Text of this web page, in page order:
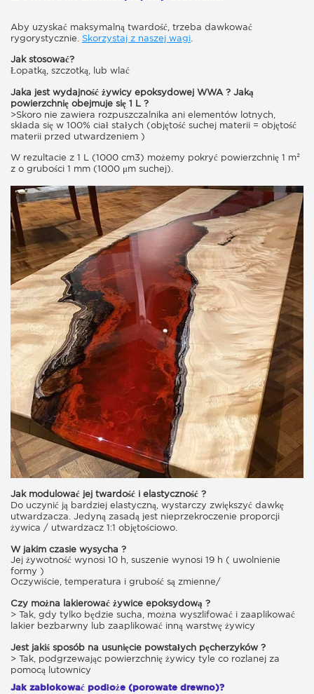
Aby uzyskać maksymalną twardość, trzeba dawkować
rygorystycznie. Skorzystaj z naszej wagi.
Jak stosować?
Łopatką, szczotką, lub wlać
Jaka jest wydajność żywicy epoksydowej WWA ? Jaką
powierzchnię obejmuje się 1 L ?
>Skoro nie zawiera rozpuszczalnika ani elementów lotnych,
składa się w 100% ciał stałych (objętość suchej materii = objętość
materii przed utwardzeniem )
W rezultacie z 1 L (1000 cm3) możemy pokryć powierzchnię 1 m²
z o grubości 1 mm (1000 μm suchej).
Jak modulować jej twardość i elastyczność ?
Do uczynić ją bardziej elastyczną, wystarczy zwiększyć dawkę
utwardzacza. Jedyną zasadą jest nieprzekroczenie proporcji
żywica / utwardzacz 1:1 objętościowo.
W jakim czasie wysycha ?
Jej żywotność wynosi 10 h, suszenie wynosi 19 h ( uwolnienie
formy )
Oczywiście, temperatura i grubość są zmienne/
Czy można lakierować żywice epoksydową ?
> Tak, gdy tylko będzie sucha, można wyszlifować i zaaplikować
lakier bezbarwny lub zaaplikować inną warstwę żywicy
Jest jakiś sposób na usunięcie powstałych pęcherzyków ?
> Tak, podgrzewając powierzchnię żywicy tyle co rozlanej za
pomocą lutownicy
Jak zablokować podłoże (porowate drewno)?